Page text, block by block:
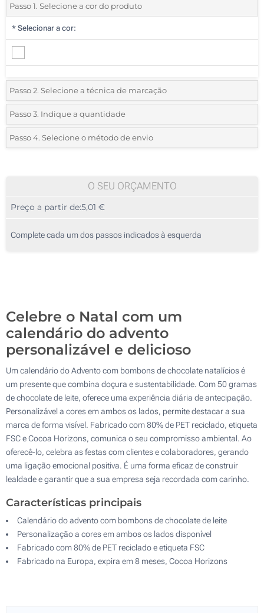
Passo 1. Selecione a cor do produto
* Selecionar a cor:
Passo 2. Selecione a técnica de marcação
*Selecione o tipo de marcação e as cores do logotipo:
Impressão digital a cores (Ambos os lados)
Passo 3. Indique a quantidade
*Quantidade mínima:100
200
500
Passo 4. Selecione o método de envio
O SEU ORÇAMENTO
Preço a partir de:5,01 €
Complete cada um dos passos indicados à esquerda
Celebre o Natal com um
calendário do advento
personalizável e delicioso
Um calendário do Advento com bombons de chocolate natalícios é
um presente que combina doçura e sustentabilidade. Com 50 gramas
de chocolate de leite, oferece uma experiência diária de antecipação.
Personalizável a cores em ambos os lados, permite destacar a sua
marca de forma visível. Fabricado com 80% de PET reciclado, etiqueta
FSC e Cocoa Horizons, comunica o seu compromisso ambiental. Ao
oferecê-lo, celebra as festas com clientes e colaboradores, gerando
uma ligação emocional positiva. É uma forma eficaz de construir
lealdade e garantir que a sua empresa seja recordada com carinho.
Características principais
Calendário do advento com bombons de chocolate de leite
Personalização a cores em ambos os lados disponível
Fabricado com 80% de PET reciclado e etiqueta FSC
Fabricado na Europa, expira em 8 meses, Cocoa Horizons